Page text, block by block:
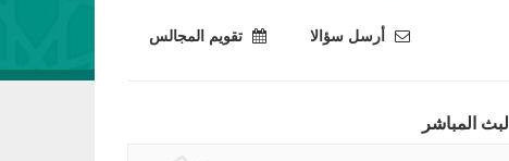
أرسل سؤالا تقويم المجالس
البث المباشر